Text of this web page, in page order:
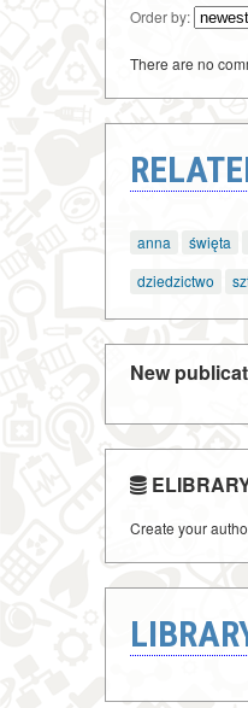
Order by:
There are no
anna święta
dziedzictwo
New
Create your